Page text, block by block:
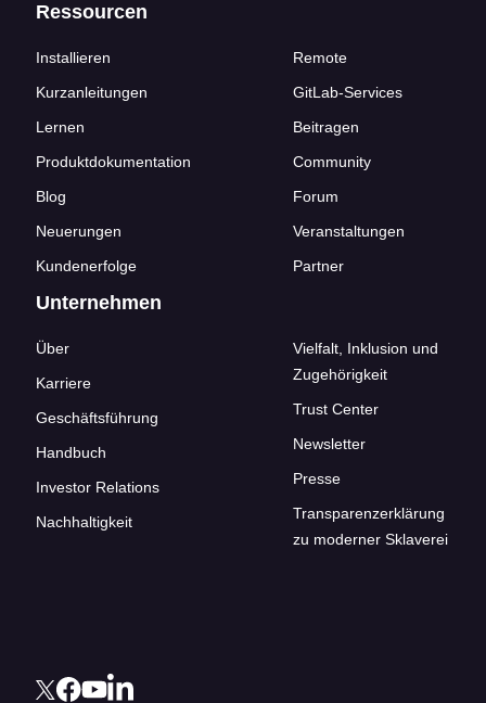
Ressourcen
Installieren
Kurzanleitungen
Lernen
Produktdokumentation
Blog
Neuerungen
Kundenerfolge
Remote
GitLab-Services
Beitragen
Community
Forum
Veranstaltungen
Partner
Unternehmen
Über
Karriere
Geschäftsführung
Handbuch
Investor Relations
Nachhaltigkeit
Vielfalt, Inklusion und
Zugehörigkeit
Trust Center
Newsletter
Presse
Transparenzerklärung
zu moderner Sklaverei